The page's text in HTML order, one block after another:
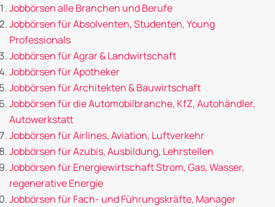
Jobbörsen alle Branchen und Berufe
Jobbörsen für Absolventen, Studenten, Young
Professionals
Jobbörsen für Agrar & Landwirtschaft
Jobbörsen für Apotheker
Jobbörsen für Architekten & Bauwirtschaft
Jobbörsen für die Automobilbranche, KfZ, Autohändler,
Autowerkstatt
Jobbörsen für Airlines, Aviation, Luftverkehr
Jobbörsen für Azubis, Ausbildung, Lehrstellen
Jobbörsen für Energiewirtschaft Strom, Gas, Wasser,
regenerative Energie
Jobbörsen für Fach- und Führungskräfte, Manager